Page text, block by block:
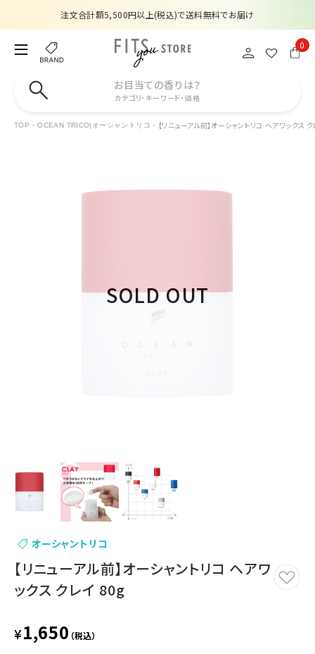
注文合計額5,500円以上(税込)で送料無料でお届け
夏季休業のお知らせ
【数量限定】購入金額6,000円(税込)以上で香水サンプルプレゼント
注文合計額5,500円以上(税込)で送料無料でお届け
0
お目当ての香りは？
カテゴリ・キーワード・価格
TOP OCEAN TRICO|オーシャントリコ 【リニューアル前】オーシャントリコ ヘアワックス
オーシャントリコ
【リニューアル前】オーシャントリコ ヘアワ
ックス クレイ 80g
¥1,650 （税込）